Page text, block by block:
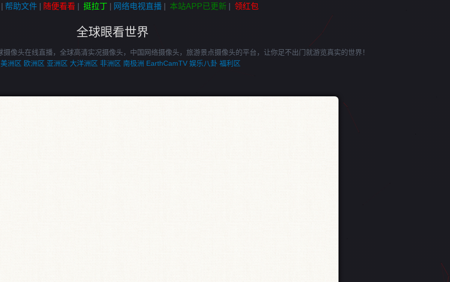
帮助文件| 随便看看 挺拉丁 网络电视直播| 本站APP已更新| 领红包
全球眼看世界
像头在线直播，全球高清实况摄像头，中国网络摄像头，旅游景点摄像头的平台，让你足不出门就游览真实的世界！
美洲区 欧洲区 亚洲区 大洋洲区 非洲区 南极洲 EarthCamTV 娱乐八卦 福利区